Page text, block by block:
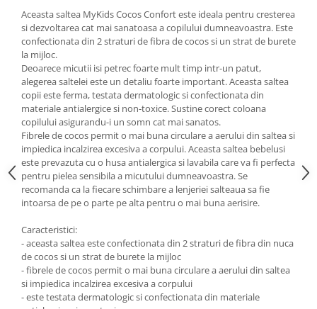
Sac de dormit 140 cm
Sac de dormit 150 cm
Sac de dormit tineret
Saltele de infasat
Aceasta saltea MyKids Cocos Confort este ideala pentru cresterea
si dezvoltarea cat mai sanatoasa a copilului dumneavoastra. Este
confectionata din 2 straturi de fibra de cocos si un strat de burete
la mijloc.
Deoarece micutii isi petrec foarte mult timp intr-un patut,
alegerea saltelei este un detaliu foarte important. Aceasta saltea
copii este ferma, testata dermatologic si confectionata din
materiale antialergice si non-toxice. Sustine corect coloana
copilului asigurandu-i un somn cat mai sanatos.
Fibrele de cocos permit o mai buna circulare a aerului din saltea si
impiedica incalzirea excesiva a corpului. Aceasta saltea bebelusi
este prevazuta cu o husa antialergica si lavabila care va fi perfecta
pentru pielea sensibila a micutului dumneavoastra. Se
recomanda ca la fiecare schimbare a lenjeriei salteaua sa fie
intoarsa de pe o parte pe alta pentru o mai buna aerisire.
Caracteristici:
- aceasta saltea este confectionata din 2 straturi de fibra din nuca
de cocos si un strat de burete la mijloc
- fibrele de cocos permit o mai buna circulare a aerului din saltea
si impiedica incalzirea excesiva a corpului
- este testata dermatologic si confectionata din materiale